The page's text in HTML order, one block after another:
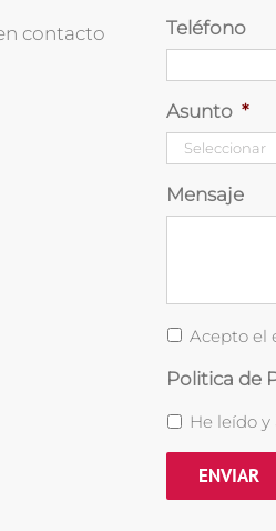
contacto
Teléfono
Asunto *
Mensaje
Acepto el
Politica de
He leído